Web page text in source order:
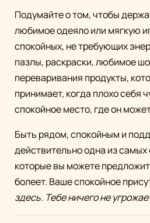
Подумайте о том, чтобы
любимое одеяло или мягкую
спокойных, не требующих
пазлы, раскраски, любимое
переваривания продукты,
принимает, когда плохо себя
спокойное место, где он
Быть рядом, спокойным и
действительно одна из
которые вы можете
болеет. Ваше спокойное
здесь. Тебе ничего не